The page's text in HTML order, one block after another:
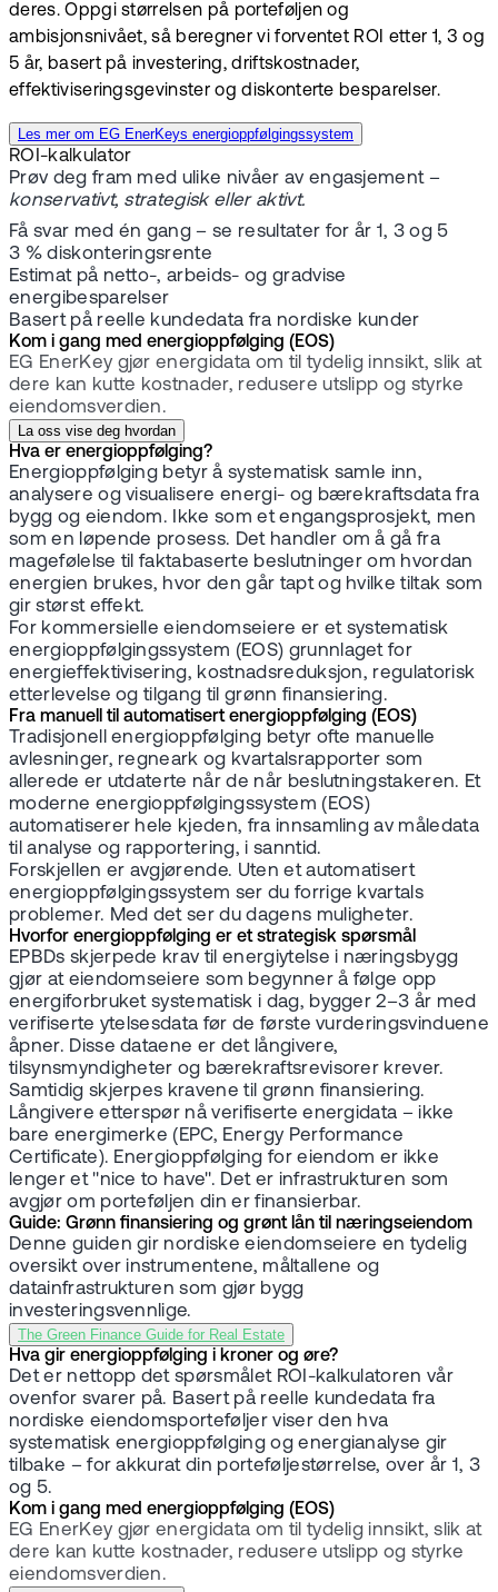
deres. Oppgi størrelsen på porteføljen og
ambisjonsnivået, så beregner vi forventet ROI etter 1, 3 og
5 år, basert på investering, driftskostnader,
effektiviseringsgevinster og diskonterte besparelser.
Les mer om EG EnerKeys energioppfølgingssystem
ROI-kalkulator
Prøv deg fram med ulike nivåer av engasjement –
konservativt, strategisk eller aktivt.
Få svar med én gang – se resultater for år 1, 3 og 5
3 % diskonteringsrente
Estimat på netto-, arbeids- og gradvise
energibesparelser
Basert på reelle kundedata fra nordiske kunder
Kom i gang med energioppfølging (EOS)
EG EnerKey gjør energidata om til tydelig innsikt, slik at
dere kan kutte kostnader, redusere utslipp og styrke
eiendomsverdien.
La oss vise deg hvordan
Hva er energioppfølging?
Energioppfølging betyr å systematisk samle inn,
analysere og visualisere energi- og bærekraftsdata fra
bygg og eiendom. Ikke som et engangsprosjekt, men
som en løpende prosess. Det handler om å gå fra
magefølelse til faktabaserte beslutninger om hvordan
energien brukes, hvor den går tapt og hvilke tiltak som
gir størst effekt.
For kommersielle eiendomseiere er et systematisk
energioppfølgingssystem (EOS) grunnlaget for
energieffektivisering, kostnadsreduksjon, regulatorisk
etterlevelse og tilgang til grønn finansiering.
Fra manuell til automatisert energioppfølging (EOS)
Tradisjonell energioppfølging betyr ofte manuelle
avlesninger, regneark og kvartalsrapporter som
allerede er utdaterte når de når beslutningstakeren. Et
moderne energioppfølgingssystem (EOS)
automatiserer hele kjeden, fra innsamling av måledata
til analyse og rapportering, i sanntid.
Forskjellen er avgjørende. Uten et automatisert
energioppfølgingssystem ser du forrige kvartals
problemer. Med det ser du dagens muligheter.
Hvorfor energioppfølging er et strategisk spørsmål
EPBDs skjerpede krav til energiytelse i næringsbygg
gjør at eiendomseiere som begynner å følge opp
energiforbruket systematisk i dag, bygger 2–3 år med
verifiserte ytelsesdata før de første vurderingsvinduene
åpner. Disse dataene er det långivere,
tilsynsmyndigheter og bærekraftsrevisorer krever.
Samtidig skjerpes kravene til grønn finansiering.
Långivere etterspør nå verifiserte energidata – ikke
bare energimerke (EPC, Energy Performance
Certificate). Energioppfølging for eiendom er ikke
lenger et "nice to have". Det er infrastrukturen som
avgjør om porteføljen din er finansierbar.
Guide: Grønn finansiering og grønt lån til næringseiendom
Denne guiden gir nordiske eiendomseiere en tydelig
oversikt over instrumentene, måltallene og
datainfrastrukturen som gjør bygg
investeringsvennlige.
The Green Finance Guide for Real Estate
Hva gir energioppfølging i kroner og øre?
Det er nettopp det spørsmålet ROI-kalkulatoren vår
ovenfor svarer på. Basert på reelle kundedata fra
nordiske eiendomsporteføljer viser den hva
systematisk energioppfølging og energianalyse gir
tilbake – for akkurat din porteføljestørrelse, over år 1, 3
og 5.
Kom i gang med energioppfølging (EOS)
EG EnerKey gjør energidata om til tydelig innsikt, slik at
dere kan kutte kostnader, redusere utslipp og styrke
eiendomsverdien.